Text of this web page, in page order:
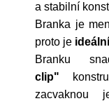
a stabilní
Branka je
proto je
Branku
clip"
zacvaknou